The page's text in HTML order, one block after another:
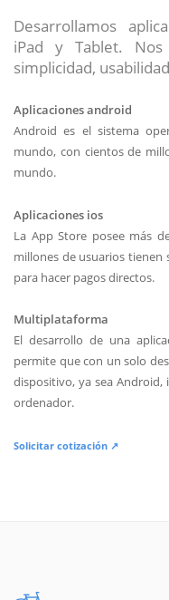
Desarrollamos
iPad y Tablet. Nos
simplicidad,
Aplicaciones android
Android es el sistema
mundo, con cientos de
mundo.
Aplicaciones ios
La App Store posee más
millones de usuarios tienen
para hacer pagos directos.
Multiplataforma
El desarrollo de una
permite que con un solo
dispositivo, ya sea Android,
ordenador.
Solicitar cotización ↗